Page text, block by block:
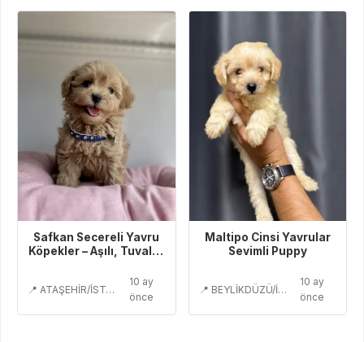
Safkan Secereli Yavru
Köpekler – Aşılı, Tuvalet
📍 ATAŞEHİR/İSTANBUL
10 ay
önce
Maltipo Cinsi Yavrular
Sevimli Puppy
📍 BEYLİKDÜZÜ/İSTANBUL
10 ay
önce